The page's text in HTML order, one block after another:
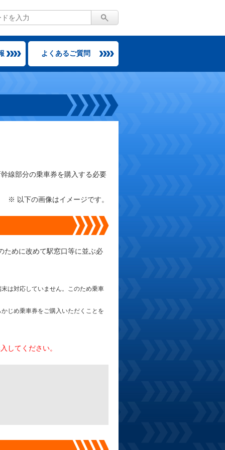
よくあるご質問
線部分の乗車券を購入する必要
※ 以下の画像はイメージです。
ために改めて駅窓口等に並ぶ必
は対応していません。このため乗車
じめ乗車券をご購入いただくことを
してください。